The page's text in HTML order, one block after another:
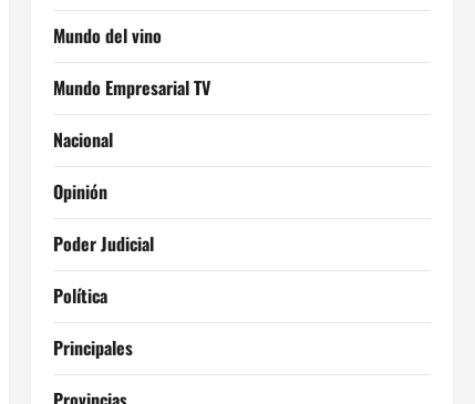
Mundo del vino
Mundo Empresarial TV
Nacional
Opinión
Poder Judicial
Política
Principales